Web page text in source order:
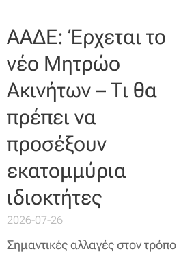
ΑΑΔΕ: Έρχεται το
νέο Μητρώο
Ακινήτων – Τι θα
πρέπει να
προσέξουν
εκατομμύρια
ιδιοκτήτες
2026-07-26
Σημαντικές αλλαγές στον τρόπο